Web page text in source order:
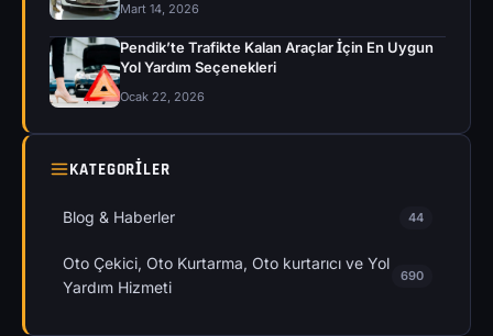
Mart 14, 2026
Pendik’te Trafikte Kalan Araçlar İçin En Uygun
Yol Yardım Seçenekleri
Ocak 22, 2026
KATEGORILER
Blog & Haberler 44
Oto Çekici, Oto Kurtarma, Oto kurtarıcı ve Yol
Yardım Hizmeti
690